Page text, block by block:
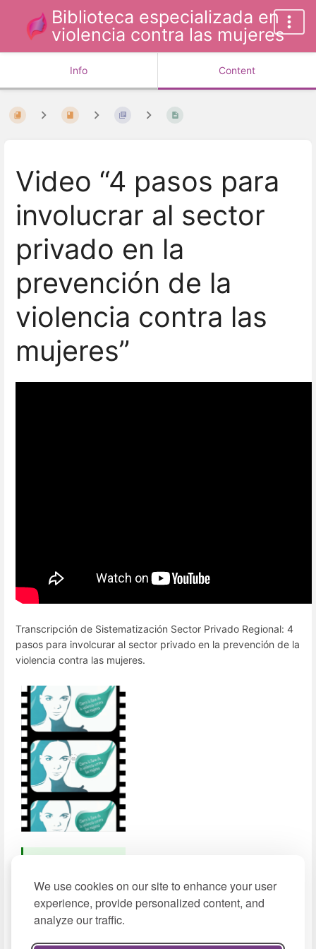
We use cookies on our site to enhance your user
experience, provide personalized content, and
analyze our traffic.
Biblioteca especializada en
violencia contra las mujeres
Info Content
Video “4 pasos para
involucrar al sector
privado en la
prevención de la
violencia contra las
mujeres”
Transcripción de Sistematización Sector Privado Regional: 4
pasos para involcurar al sector privado en la prevención de la
violencia contra las mujeres.
YouTube)